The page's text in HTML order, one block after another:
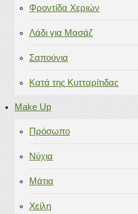
Φροντίδα Χεριών
Λάδι για Μασάζ
Σαπούνια
Κατά της Κυτταρίτιδας
Make Up
Πρόσωπο
Νύχια
Μάτια
Χείλη